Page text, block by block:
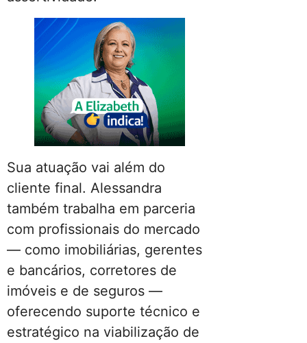
Sua atuação vai além do
cliente final. Alessandra
também trabalha em parceria
com profissionais do mercado
— como imobiliárias, gerentes
e bancários, corretores de
imóveis e de seguros —
oferecendo suporte técnico e
estratégico na viabilização de